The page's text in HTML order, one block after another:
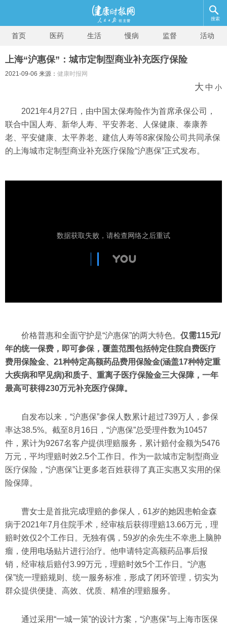
搜索
首页 医药 生活 慢病 监督 活动
上海“沪惠保”：城市定制型商业补充医疗保险
2021-09-06 来源： 健康时报网
大 中 小
2021年4月27日，由中国太保寿险作为首席承保公司，
联合中国人寿、新华人寿、平安养老、人保健康、泰康养
老、平安健康、太平养老、建信人寿等8家保险公司共同承保
的上海城市定制型商业补充医疗保险“沪惠保”正式发布。
价格普惠和全面守护是“沪惠保”的两大特色。 仅需115元/
年的统一保费，即可参保，覆盖范围包括特定住院自费医疗
费用保险金、21种特定高额药品费用保险金(涵盖17种特定重
大疾病和罕见病)和质子、重离子医疗保险金三大保障，一年
最高可获得230万元补充医疗保障。
自发布以来，“沪惠保”参保人数累计超过739万人，参保
率达38.5%。截至8月16日，“沪惠保”总受理件数为10457
件，累计为9267名客户提供理赔服务，累计赔付金额为5476
万元，平均理赔时效2.5个工作日。作为一款城市定制型商业
医疗保险，“沪惠保”让更多老百姓获得了真正实惠又实用的保
险保障。
曹女士是首批完成理赔的参保人，61岁的她因患帕金森
病于2021年7月住院手术，经审核后获得理赔13.66万元，理
赔时效仅2个工作日。无独有偶，59岁的余先生不幸患上脑肿
瘤，使用电场贴片进行治疗。他申请特定高额药品事后报
销，经审核后赔付3.99万元，理赔时效5个工作日。“沪惠
保”统一理赔规则、统一服务标准，形成了闭环管理，切实为
群众提供便捷、高效、优质、精准的理赔服务。
通过采用“一城一策”的设计方案，“沪惠保”与上海市医保